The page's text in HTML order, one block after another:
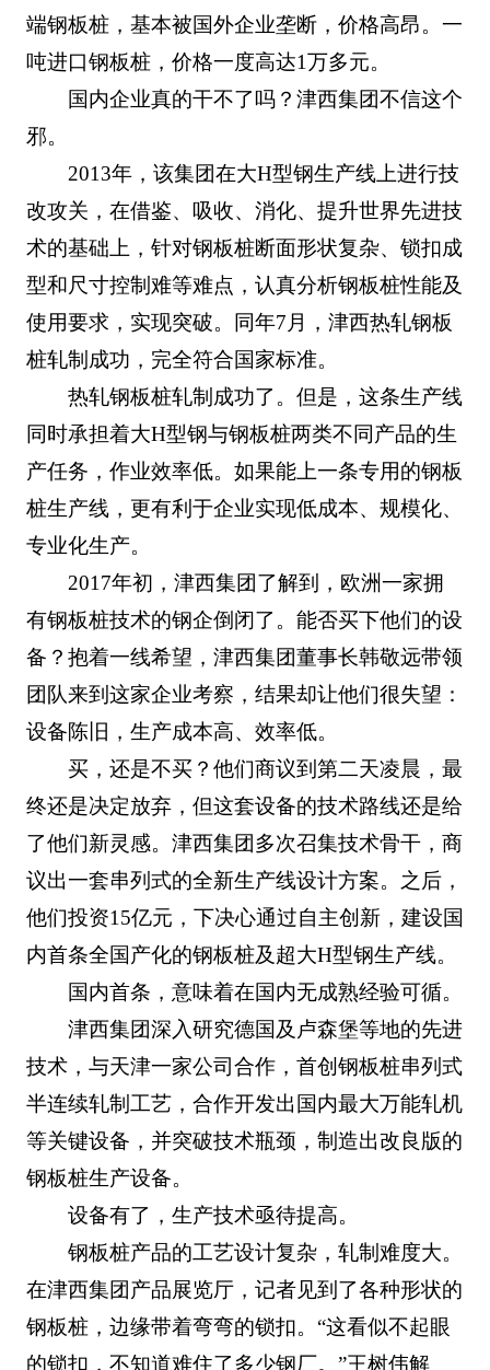
端钢板桩，基本被国外企业垄断，价格高昂。一
吨进口钢板桩，价格一度高达1万多元。
国内企业真的干不了吗？津西集团不信这个
邪。
2013年，该集团在大H型钢生产线上进行技
改攻关，在借鉴、吸收、消化、提升世界先进技
术的基础上，针对钢板桩断面形状复杂、锁扣成
型和尺寸控制难等难点，认真分析钢板桩性能及
使用要求，实现突破。同年7月，津西热轧钢板
桩轧制成功，完全符合国家标准。
热轧钢板桩轧制成功了。但是，这条生产线
同时承担着大H型钢与钢板桩两类不同产品的生
产任务，作业效率低。如果能上一条专用的钢板
桩生产线，更有利于企业实现低成本、规模化、
专业化生产。
2017年初，津西集团了解到，欧洲一家拥
有钢板桩技术的钢企倒闭了。能否买下他们的设
备？抱着一线希望，津西集团董事长韩敬远带领
团队来到这家企业考察，结果却让他们很失望：
设备陈旧，生产成本高、效率低。
买，还是不买？他们商议到第二天凌晨，最
终还是决定放弃，但这套设备的技术路线还是给
了他们新灵感。津西集团多次召集技术骨干，商
议出一套串列式的全新生产线设计方案。之后，
他们投资15亿元，下决心通过自主创新，建设国
内首条全国产化的钢板桩及超大H型钢生产线。
国内首条，意味着在国内无成熟经验可循。
津西集团深入研究德国及卢森堡等地的先进
技术，与天津一家公司合作，首创钢板桩串列式
半连续轧制工艺，合作开发出国内最大万能轧机
等关键设备，并突破技术瓶颈，制造出改良版的
钢板桩生产设备。
设备有了，生产技术亟待提高。
钢板桩产品的工艺设计复杂，轧制难度大。
在津西集团产品展览厅，记者见到了各种形状的
钢板桩，边缘带着弯弯的锁扣。“这看似不起眼
的锁扣，不知道难住了多少钢厂。”王树伟解